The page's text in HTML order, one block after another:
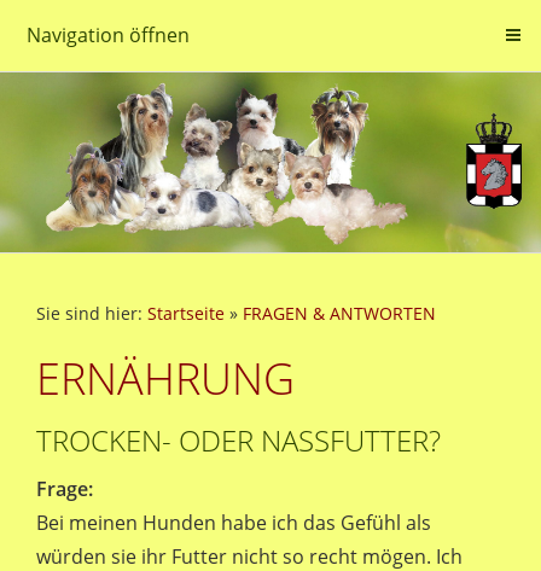
Navigation öffnen
Sie sind hier: Startseite » FRAGEN & ANTWORTEN
ERNÄHRUNG
TROCKEN- ODER NASSFUTTER?
Frage:
Bei meinen Hunden habe ich das Gefühl als
würden sie ihr Futter nicht so recht mögen. Ich